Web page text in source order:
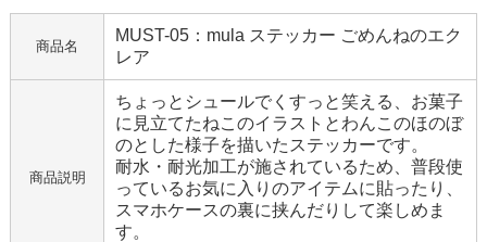
商品名
MUST-05：mula ステッカー ごめんねのエク
レア
商品説明
ちょっとシュールでくすっと笑える、お菓子
に見立てたねこのイラストとわんこのほのぼ
のとした様子を描いたステッカーです。
耐水・耐光加工が施されているため、普段使
っているお気に入りのアイテムに貼ったり、
スマホケースの裏に挟んだりして楽しめま
す。